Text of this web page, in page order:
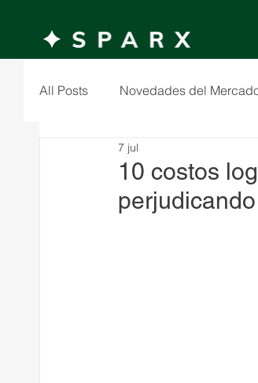
All Posts Novedades del
10 costos
7 jul